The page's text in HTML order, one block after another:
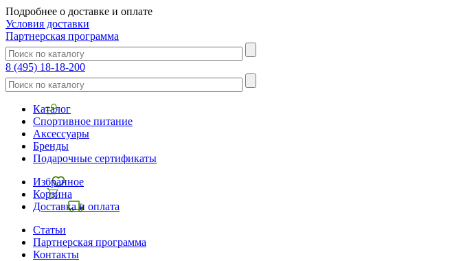
Подробнее о доставке и оплате
Условия доставки
Партнерская программа
8 (495) 18-18-200
Каталог
Спортивное питание
Аксессуары
Бренды
Подарочные сертификаты
Избранное
Корзина
Доставка и оплата
Статьи
Партнерская программа
Контакты